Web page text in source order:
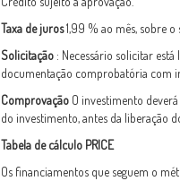
Taxa de juros1,99 % ao mês, sobre o
Solicitação: Necessário solicitar está
documentação comprobatória com
Comprovação O investimento
do investimento, antes da liberação
Tabela de cálculo PRICE
Os financiamentos que seguem o